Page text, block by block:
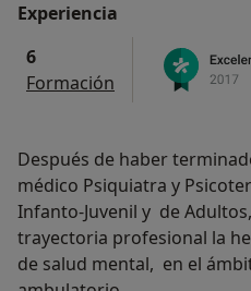
Experiencia
6
Formación
Después de haber
médico Psiquiatra y
Infanto-Juvenil y de
trayectoria profesional la
de salud mental, en el